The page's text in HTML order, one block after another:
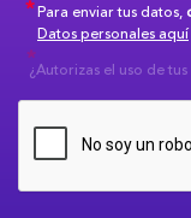
Para enviar tus datos,
Datos personales aquí
¿Autorizas el uso de